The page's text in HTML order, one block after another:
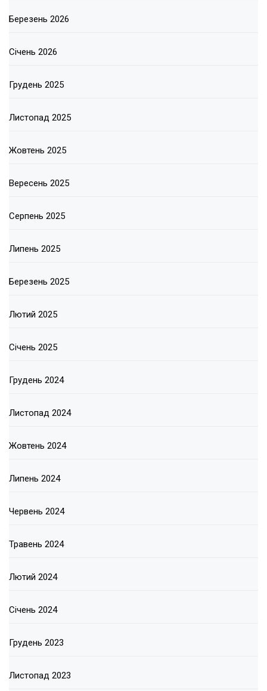
Березень 2026
Січень 2026
Грудень 2025
Листопад 2025
Жовтень 2025
Вересень 2025
Серпень 2025
Липень 2025
Березень 2025
Лютий 2025
Січень 2025
Грудень 2024
Листопад 2024
Жовтень 2024
Липень 2024
Червень 2024
Травень 2024
Лютий 2024
Січень 2024
Грудень 2023
Листопад 2023